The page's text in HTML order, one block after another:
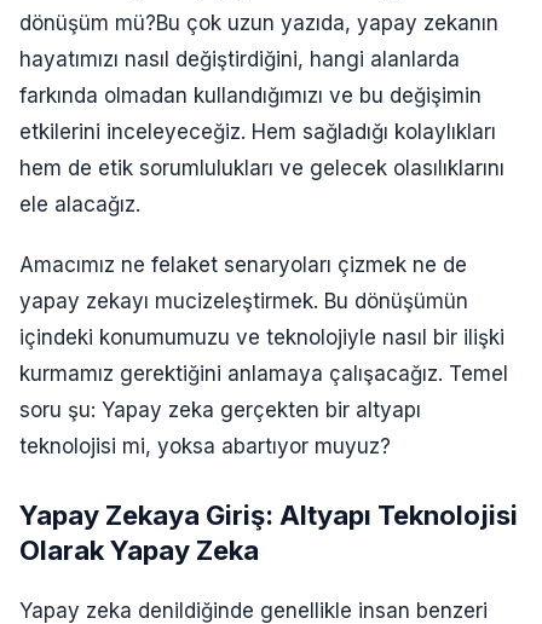
dönüşüm mü?Bu çok uzun yazıda, yapay zekanın
hayatımızı nasıl değiştirdiğini, hangi alanlarda
farkında olmadan kullandığımızı ve bu değişimin
etkilerini inceleyeceğiz. Hem sağladığı kolaylıkları
hem de etik sorumlulukları ve gelecek olasılıklarını
ele alacağız.
Amacımız ne felaket senaryoları çizmek ne de
yapay zekayı mucizeleştirmek. Bu dönüşümün
içindeki konumumuzu ve teknolojiyle nasıl bir ilişki
kurmamız gerektiğini anlamaya çalışacağız. Temel
soru şu: Yapay zeka gerçekten bir altyapı
teknolojisi mi, yoksa abartıyor muyuz?
Yapay Zekaya Giriş: Altyapı Teknolojisi
Olarak Yapay Zeka
Yapay zeka denildiğinde genellikle insan benzeri